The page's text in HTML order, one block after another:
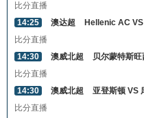
比分直播
14:25
澳达超
Hellenic AC
比分直播
14:30
澳威北超
贝尔蒙特斯
比分直播
14:30
澳威北超
亚登斯顿 VS
比分直播